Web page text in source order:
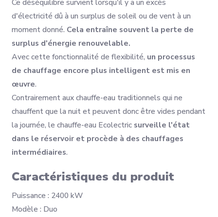
Ce déséquilibre survient lorsqu'il y a un excès
d'électricité dû à un surplus de soleil ou de vent à un
moment donné. Cela entraîne souvent la perte de
surplus d'énergie renouvelable.
Avec cette fonctionnalité de flexibilité, un processus
de chauffage encore plus intelligent est mis en
œuvre.
Contrairement aux chauffe-eau traditionnels qui ne
chauffent que la nuit et peuvent donc être vides pendant
la journée, le chauffe-eau Ecolectric surveille l'état
dans le réservoir et procède à des chauffages
intermédiaires.
Caractéristiques du produit
Puissance : 2400 kW
Modèle : Duo